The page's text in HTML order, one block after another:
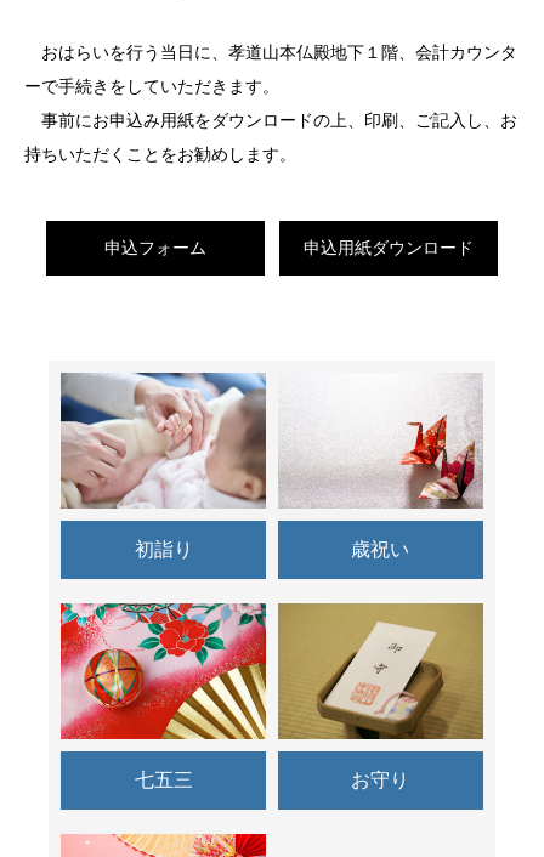
おはらいを行う当日に、孝道山本仏殿地下１階、会計カウンタ
ーで手続きをしていただきます。
事前にお申込み用紙をダウンロードの上、印刷、ご記入し、お
持ちいただくことをお勧めします。
申込フォーム 申込用紙ダウンロード
初詣り
七五三
歳祝い
お守り